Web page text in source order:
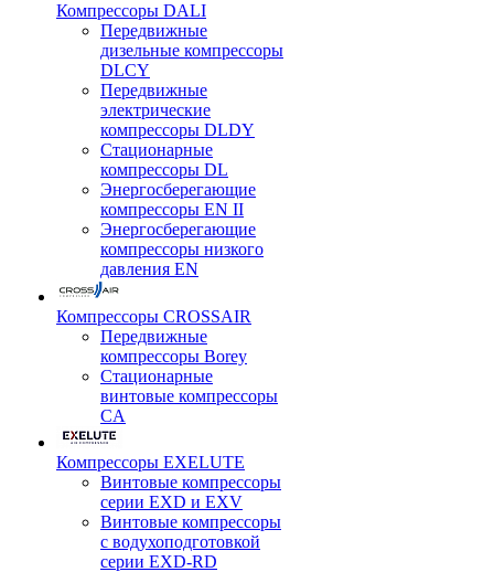
Компрессоры DALI
Передвижные
дизельные компрессоры
DLCY
Передвижные
электрические
компрессоры DLDY
Стационарные
компрессоры DL
Энергосберегающие
компрессоры EN II
Энергосберегающие
компрессоры низкого
давления EN
Компрессоры CROSSAIR
Передвижные
компрессоры Borey
Стационарные
винтовые компрессоры
CA
Компрессоры EXELUTE
Винтовые компрессоры
серии EXD и EXV
Винтовые компрессоры
с водухоподготовкой
серии EXD-RD